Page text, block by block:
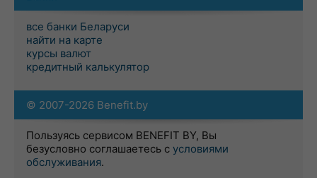
все банки Беларуси
найти на карте
курсы валют
кредитный калькулятор
© 2007-2026 Benefit.by
Пользуясь сервисом BENEFIT BY, Вы
безусловно соглашаетесь с условиями
обслуживания.